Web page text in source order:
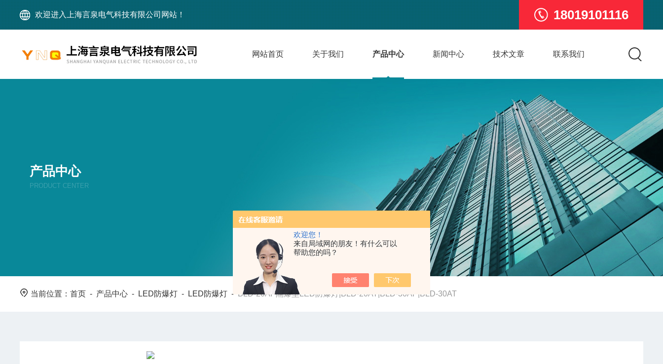
欢迎您！
来自局域网的朋友！有什么可以
帮助您的吗？
欢迎进入上海言泉电气科技有限公司网站！ 18019101116
网站首页 关于我们 产品中心 新闻中心 技术文章 联系我们
产品中心
PRODUCT CENTER
当前位置：首页 - 产品中心 - LED防爆灯 - LED防爆灯 - BLD-20AP隔爆型LED防爆灯|BLD-20AT|BLD-30AP|BLD-30AT